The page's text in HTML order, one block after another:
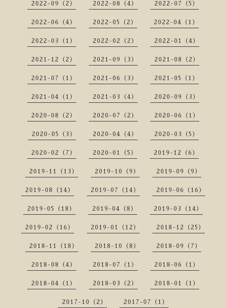
2022-09（2） 2022-08（4） 2022-07（5）
2022-06（4） 2022-05（2） 2022-04（1）
2022-03（1） 2022-02（2） 2022-01（4）
2021-12（2） 2021-09（3） 2021-08（2）
2021-07（1） 2021-06（3） 2021-05（1）
2021-04（1） 2021-03（4） 2020-09（3）
2020-08（2） 2020-07（2） 2020-06（1）
2020-05（3） 2020-04（4） 2020-03（5）
2020-02（7） 2020-01（5） 2019-12（6）
2019-11（13） 2019-10（9） 2019-09（9）
2019-08（14） 2019-07（14） 2019-06（16）
2019-05（18） 2019-04（8） 2019-03（14）
2019-02（16） 2019-01（12） 2018-12（25）
2018-11（18） 2018-10（8） 2018-09（7）
2018-08（4） 2018-07（1） 2018-06（1）
2018-04（1） 2018-03（2） 2018-01（1）
2017-10（2） 2017-07（1）